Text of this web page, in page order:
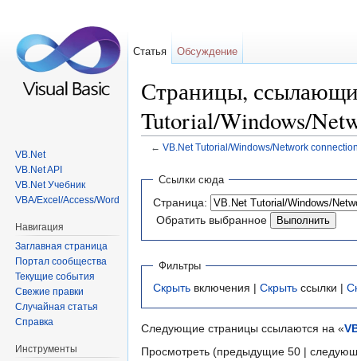
Страницы,
Tutorial/Windows/
← VB.Net Tutorial/Windows/Network
Ссылки сюда
Страница:
Обратить выбранное
Фильтры
Скрыть включения | Скрыть ссылки |
Следующие страницы ссылаются на «
Просмотреть (предыдущие 50 |
Статья Обсуждение
VB.Net
VB.Net API
VB.Net Учебник
VBA/Excel/Access/Word
Навигация
Заглавная страница
Портал сообщества
Текущие события
Свежие правки
Случайная статья
Справка
Инструменты